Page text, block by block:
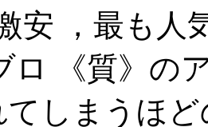
安 ，最も人
ロ 《質》の
しまうほ